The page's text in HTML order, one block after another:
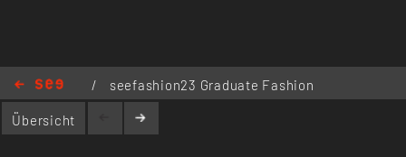
/
seefashion23 Graduate Fashion
Show / seefashion23 / catwalk /
backstage
Übersicht